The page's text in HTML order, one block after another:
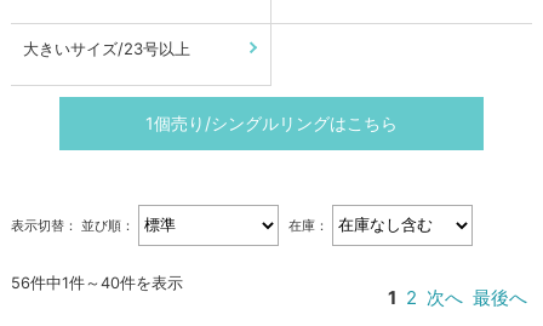
大きいサイズ/23号以上
1個売り/シングルリングはこちら
表示切替： 並び順： 在庫：
56件中1件～40件を表示
1 2 次へ 最後へ